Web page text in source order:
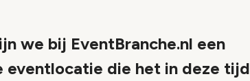
we bij EventBranche.nl een
die het in deze tijd